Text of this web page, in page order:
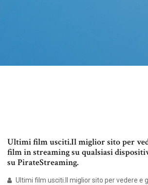
Ultimi film usciti.Il miglior sito per
film in streaming su qualsiasi
su PirateStreaming.
Ultimi film usciti.Il miglior sito per vedere e